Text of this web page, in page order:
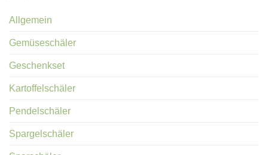
Allgemein
Gemüseschäler
Geschenkset
Kartoffelschäler
Pendelschäler
Spargelschäler